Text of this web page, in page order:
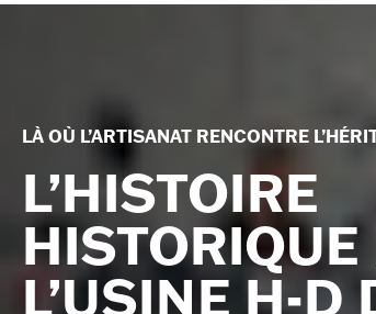
LÀ OÙ L’ARTISANAT RENCONTRE
L’HISTOIRE
HISTORIQUE
L’USINE H-D